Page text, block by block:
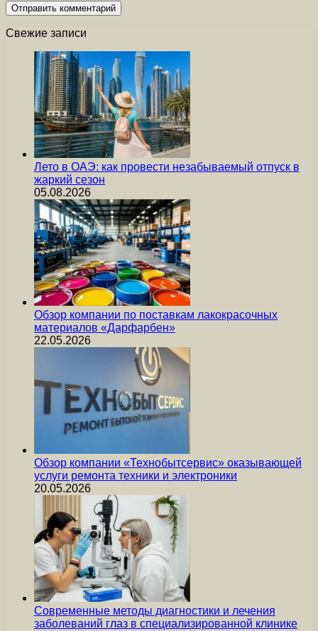
Свежие записи
Лето в ОАЭ: как провести незабываемый отпуск в
жаркий сезон
05.08.2026
Обзор компании по поставкам лакокрасочных
материалов «Дарфарбен»
22.05.2026
Обзор компании «Технобытсервис» оказывающей
услуги ремонта техники и электроники
20.05.2026
Современные методы диагностики и лечения
заболеваний глаз в специализированной клинике